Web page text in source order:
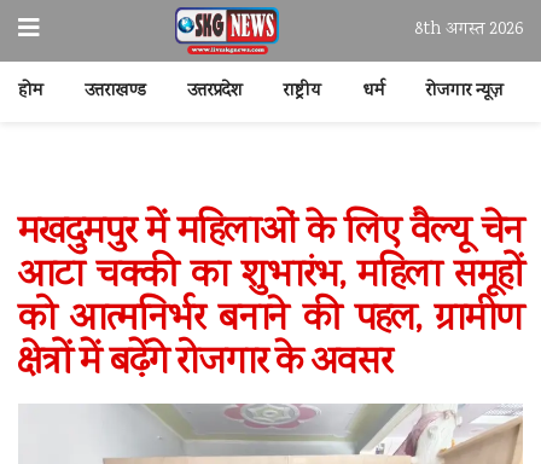
8th अगस्त 2026
होम उत्तराखण्ड उत्तरप्रदेश राष्ट्रीय धर्म रोजगार न्यूज़
मखदुमपुर में महिलाओं के लिए वैल्यू चेन
आटा चक्की का शुभारंभ, महिला समूहों
को आत्मनिर्भर बनाने की पहल, ग्रामीण
क्षेत्रों में बढ़ेंगे रोजगार के अवसर